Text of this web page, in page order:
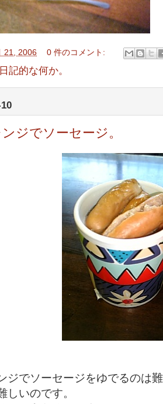
21, 2006 0 件のコメント:
日記的な何か。
ジでソーセージ。
ジでソーセージをゆでるのは
しいのです。